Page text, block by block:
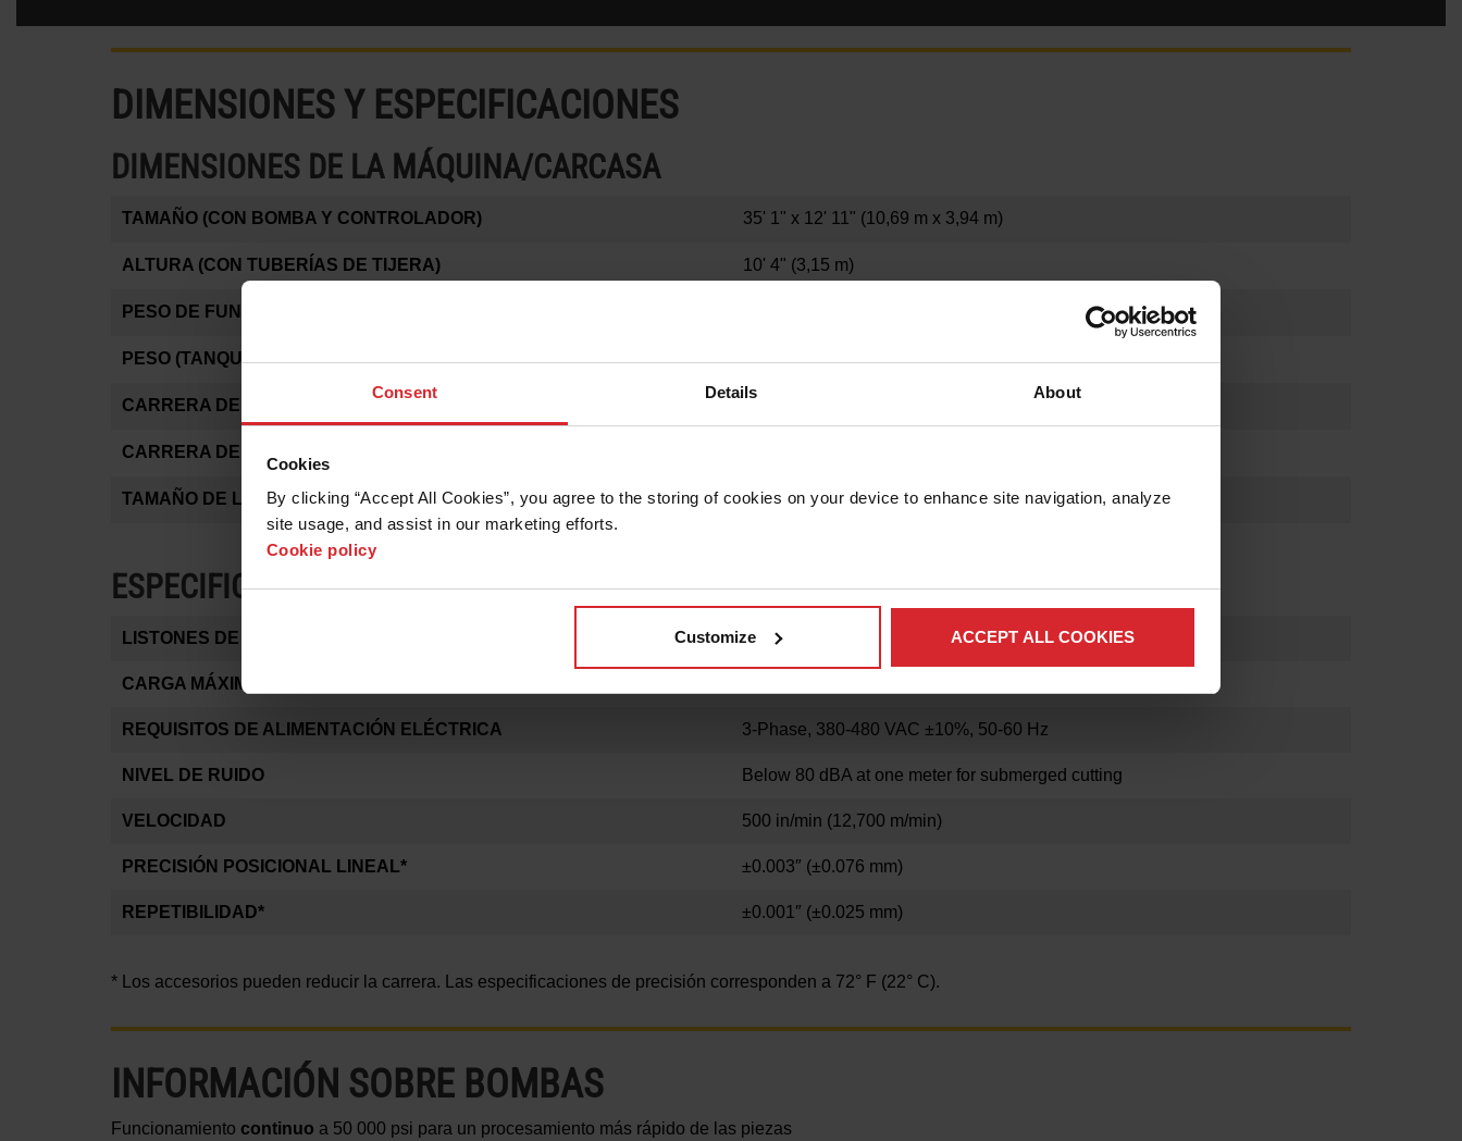
Consent Details About
Cookies
By clicking “Accept All Cookies”, you agree to the storing of cookies on your device to enhance site navigation, analyze
site usage, and assist in our marketing efforts.
Cookie policy
Customize ACCEPT ALL COOKIES
DIMENSIONES Y ESPECIFICACIONES
DIMENSIONES DE LA MÁQUINA/CARCASA
TAMAÑO (CON BOMBA Y CONTROLADOR) 35' 1" x 12' 11" (10,69 m x 3,94 m)
ALTURA (CON TUBERÍAS DE TIJERA) 10' 4" (3,15 m)
PESO DE FUNCIONAMIENTO
PESO (TANQUE VACÍO) 12800 lb (5806 kg)
CARRERA DE CORTE X-Y*
CARRERA DEL EJE Z (CON EJE Z MOTORIZADO)*
TAMAÑO DE LA MESA 27' 10" x 7'(8,48 m x 2,13 m)
ESPECIFICACIONES DEL MODELO
LISTONES DE SOPORTE DE MATERIAL 4″ x 14 Gauge Galvanized Steel (102 mm x 2 mm)
CARGA MÁXIMA DE MATERIAL SOPORTADA
REQUISITOS DE ALIMENTACIÓN ELÉCTRICA 3-Phase, 380-480 VAC ±10%, 50-60 Hz
NIVEL DE RUIDO Below 80 dBA at one meter for submerged cutting
VELOCIDAD 500 in/min (12,700 m/min)
PRECISIÓN POSICIONAL LINEAL* ±0.003″ (±0.076 mm)
REPETIBILIDAD* ±0.001 ″ (±0.025 mm)
* Los accesorios pueden reducir la carrera. Las especificaciones de precisión corresponden a 72° F (22° C).
INFORMACIÓN SOBRE BOMBAS
Funcionamiento continuo a 50 000 psi para un procesamiento más rápido de las piezas